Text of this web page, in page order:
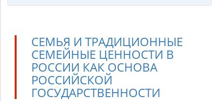
СЕМЬЯ И ТРАДИЦИОННЫЕ
СЕМЕЙНЫЕ ЦЕННОСТИ В
РОССИИ КАК ОСНОВА
РОССИЙСКОЙ
ГОСУДАРСТВЕННОСТИ